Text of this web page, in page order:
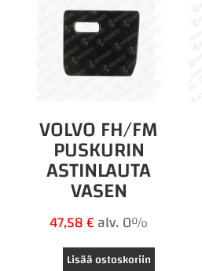
VOLVO FH/FM
PUSKURIN
ASTINLAUTA
VASEN
47,58€alv. 0%
Lisää ostoskoriin